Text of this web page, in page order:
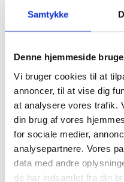
Samtykke
Denne hjemmeside
Vi bruger cookies til at
annoncer, til at vise dig
at analysere vores trafik.
din brug af vores
for sociale medier,
analysepartnere. Vores
data med andre
de har indsamlet fra din
Ledighedsoversigt